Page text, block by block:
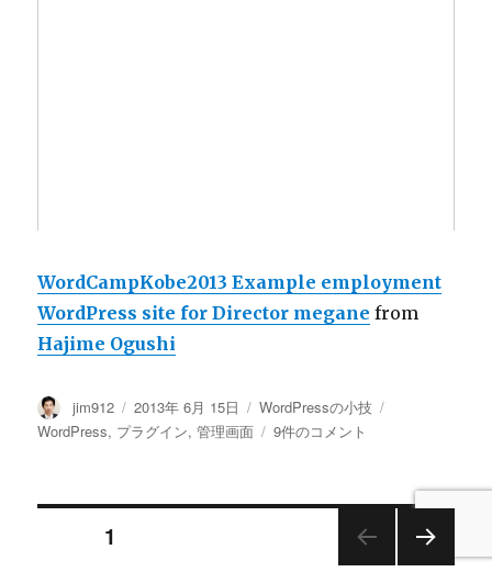
WordCampKobe2013 Example employment
WordPress site for Director megane from
Hajime Ogushi
投
稿
jim912
投
稿
2013年 6月 15日
カ
テ
WordPressの小技
WordPress, プラグイン,管理画面
WordCamp
中
9件のコメント
ページ1